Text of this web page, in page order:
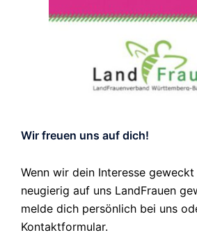
Wir freuen uns auf dich!
Wenn wir dein Interesse
neugierig auf uns LandFrauen
melde dich persönlich bei uns
Kontaktformular.